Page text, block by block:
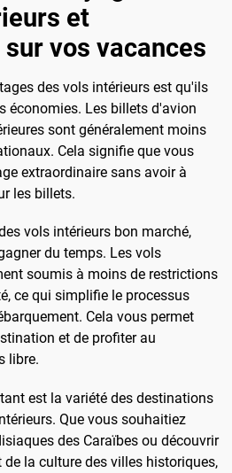
et
vos vacances
des vols intérieurs est qu'ils
économies. Les billets d'avion
sont généralement moins
Cela signifie que vous
extraordinaire sans avoir à
les billets.
vols intérieurs bon marché,
du temps. Les vols
soumis à moins de restrictions
ce qui simplifie le processus
Cela vous permet
et de profiter au
libre.
est la variété des destinations
Que vous souhaitiez
des Caraïbes ou découvrir
la culture des villes historiques,